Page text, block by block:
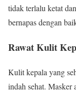
tidak terlalu ketat
bernapas dengan
Rawat Kulit
Kulit kepala yang
indah sehat. Masker